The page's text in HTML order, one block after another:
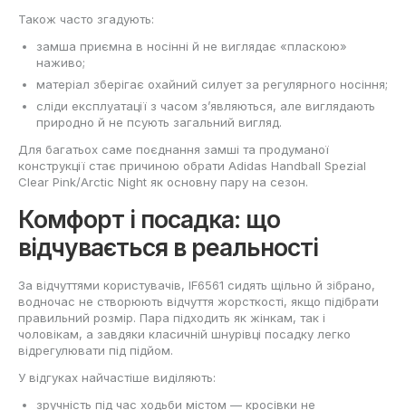
Також часто згадують:
замша приємна в носінні й не виглядає «пласкою»
наживо;
матеріал зберігає охайний силует за регулярного носіння;
сліди експлуатації з часом з’являються, але виглядають
природно й не псують загальний вигляд.
Для багатьох саме поєднання замші та продуманої
конструкції стає причиною обрати Adidas Handball Spezial
Clear Pink/Arctic Night як основну пару на сезон.
Комфорт і посадка: що
відчувається в реальності
За відчуттями користувачів, IF6561 сидять щільно й зібрано,
водночас не створюють відчуття жорсткості, якщо підібрати
правильний розмір. Пара підходить як жінкам, так і
чоловікам, а завдяки класичній шнурівці посадку легко
відрегулювати під підйом.
У відгуках найчастіше виділяють:
зручність під час ходьби містом — кросівки не